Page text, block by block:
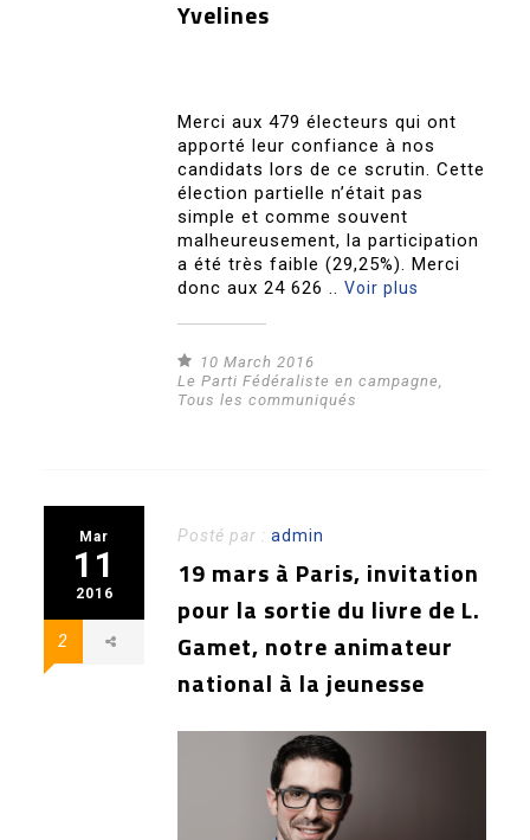
Yvelines
Merci aux 479 électeurs qui ont
apporté leur confiance à nos
candidats lors de ce scrutin. Cette
élection partielle n’était pas
simple et comme souvent
malheureusement, la participation
a été très faible (29,25%). Merci
donc aux 24 626 ..Voir plus
10 March 2016
Le Parti Fédéraliste en campagne,
Tous les communiqués
Mar
11
2016
2
Posté par :admin
19 mars à Paris, invitation
pour la sortie du livre de L.
Gamet, notre animateur
national à la jeunesse